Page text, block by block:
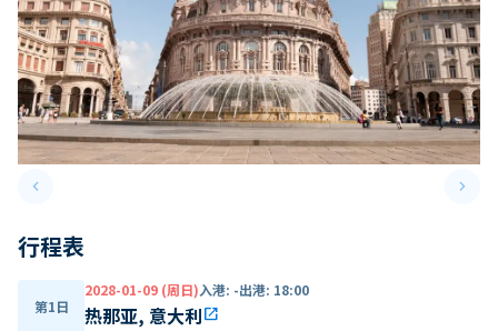
keyboard_arrow_leftPrevious slide keyboard_arrow_right
行程表
第1日
2028-01-09 (周日)入港: -出港: 18:00
热那亚, 意大利open_in_new